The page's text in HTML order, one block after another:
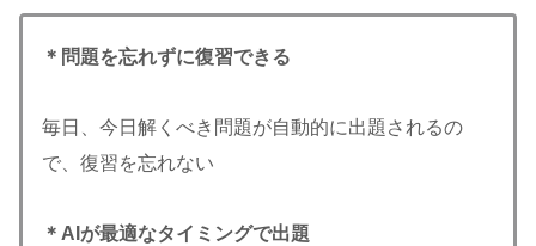
＊問題を忘れずに復習できる
毎日、今日解くべき問題が自動的に出題されるの
で、復習を忘れない
＊AIが最適なタイミングで出題